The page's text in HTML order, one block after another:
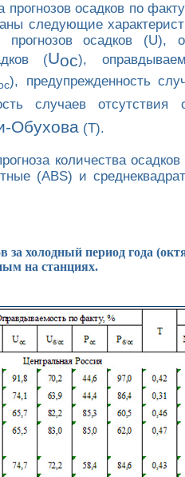
прогнозов осадков по
следующие
осадков (U),
(Uос),
), предупрежденность
случаев отсутствия
Обухова (Т).
количества
(ABS) и
за холодный период года
на станциях.